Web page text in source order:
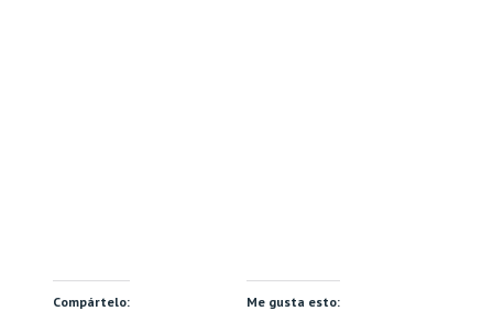
Compártelo: Me gusta esto: